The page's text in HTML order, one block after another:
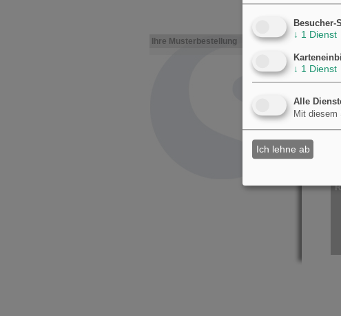
Ihre Musterbestellung
Besucher-
↓ 1 Dienst
↓ 1 Dienst
Alle
Mit diesem
Ich lehne ab